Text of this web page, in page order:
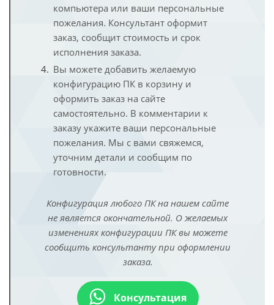
компьютера или ваши персональные
пожелания. Консультант оформит
заказ, сообщит стоимость и срок
исполнения заказа.
Вы можете добавить желаемую
конфигурацию ПК в корзину и
оформить заказ на сайте
самостоятельно. В комментарии к
заказу укажите ваши персональные
пожелания. Мы с вами свяжемся,
уточним детали и сообщим по
готовности.
Конфигурация любого ПК на нашем сайте
не является окончательной. О желаемых
изменениях конфигурации ПК вы можете
сообщить консультанту при оформлении
заказа.
Консультация